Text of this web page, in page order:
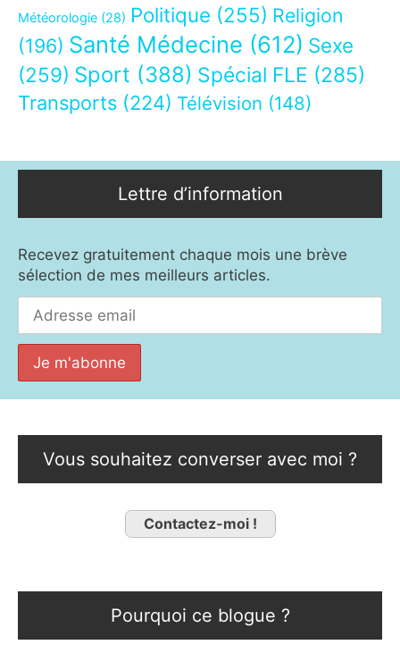
Météorologie (28) Politique (255) Religion
(196) Santé Médecine (612) Sexe
(259) Sport (388) Spécial FLE (285)
Transports (224) Télévision (148)
Lettre d’information
Recevez gratuitement chaque mois une brève
sélection de mes meilleurs articles.
Vous souhaitez converser avec moi ?
Contactez-moi !
Pourquoi ce blogue ?